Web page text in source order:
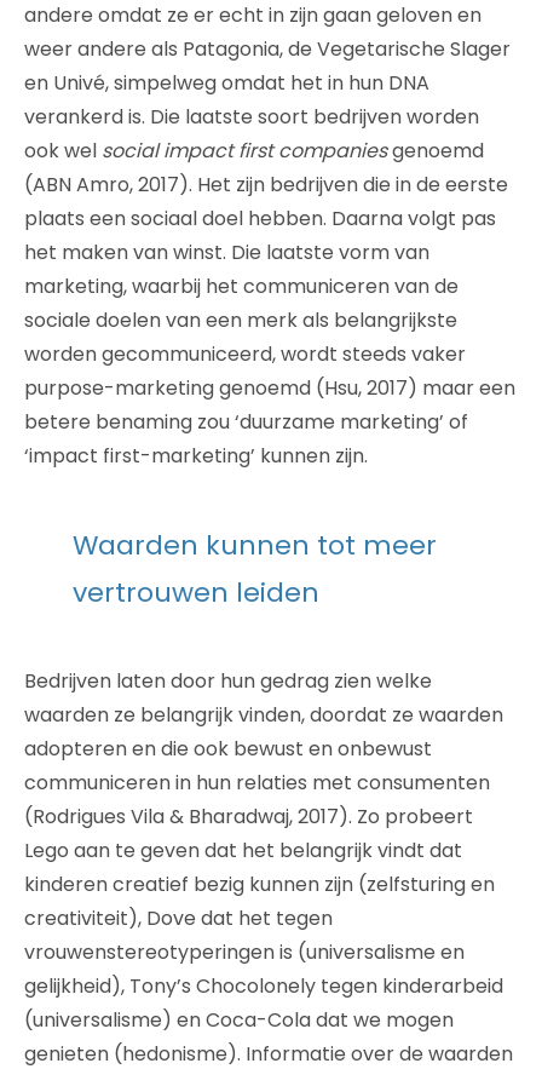
andere omdat ze er echt in zijn gaan geloven en
weer andere als Patagonia, de Vegetarische Slager
en Univé, simpelweg omdat het in hun DNA
verankerd is. Die laatste soort bedrijven worden
ook wel social impact first companiesgenoemd
(ABN Amro, 2017). Het zijn bedrijven die in de eerste
plaats een sociaal doel hebben. Daarna volgt pas
het maken van winst. Die laatste vorm van
marketing, waarbij het communiceren van de
sociale doelen van een merk als belangrijkste
worden gecommuniceerd, wordt steeds vaker
purpose-marketing genoemd (Hsu, 2017) maar een
betere benaming zou ‘duurzame marketing’ of
‘impact first-marketing’ kunnen zijn.
Waarden kunnen tot meer
vertrouwen leiden
Bedrijven laten door hun gedrag zien welke
waarden ze belangrijk vinden, doordat ze waarden
adopteren en die ook bewust en onbewust
communiceren in hun relaties met consumenten
(Rodrigues Vila & Bharadwaj, 2017). Zo probeert
Lego aan te geven dat het belangrijk vindt dat
kinderen creatief bezig kunnen zijn (zelfsturing en
creativiteit), Dove dat het tegen
vrouwenstereotyperingen is (universalisme en
gelijkheid), Tony’s Chocolonely tegen kinderarbeid
(universalisme) en Coca-Cola dat we mogen
genieten (hedonisme). Informatie over de waarden